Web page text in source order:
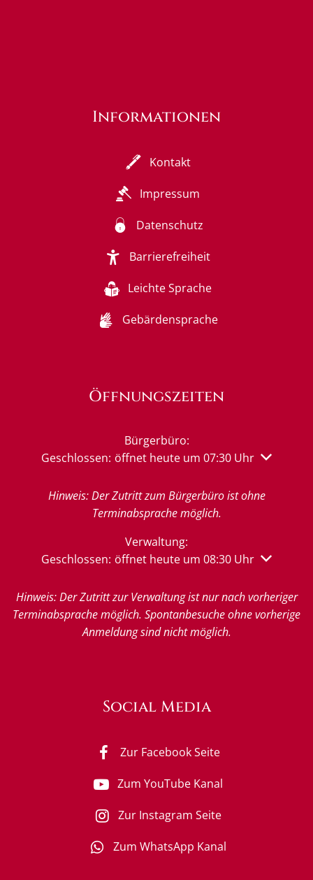
Informationen
Kontakt
Impressum
Datenschutz
Barrierefreiheit
Leichte Sprache
Gebärdensprache
Öffnungszeiten
Bürgerbüro:
Klicken, um weitere Öffnungs- oder Schließzeiten
Geschlossen: öffnet heute um 07:30 Uhr
Hinweis: Der Zutritt zum Bürgerbüro ist ohne
Terminabsprache möglich.
Verwaltung:
Klicken, um weitere Öffnungs- oder Schließzeiten
Geschlossen: öffnet heute um 08:30 Uhr
Hinweis: Der Zutritt zur Verwaltung ist nur nach vorheriger
Terminabsprache möglich. Spontanbesuche ohne vorherige
Anmeldung sind nicht möglich.
Social Media
Zur Facebook Seite
Zum YouTube Kanal
Zur Instagram Seite
Zum WhatsApp Kanal